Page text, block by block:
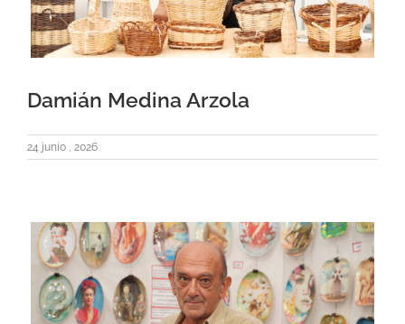
Damián Medina Arzola
24 junio , 2026